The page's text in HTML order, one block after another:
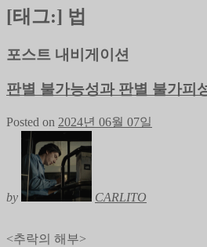
[태그:] 법
포스트 내비게이션
판별 불가능성과 판별 불가피
Posted on 2024년 06월 07일
by CARLITO
<추락의 해부>